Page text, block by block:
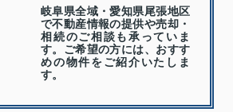
岐阜県全域・愛知県尾張地区
で不動産情報の提供や売却・
相続のご相談も承っていま
す。ご希望の方には、おすす
めの物件をご紹介いたしま
す。